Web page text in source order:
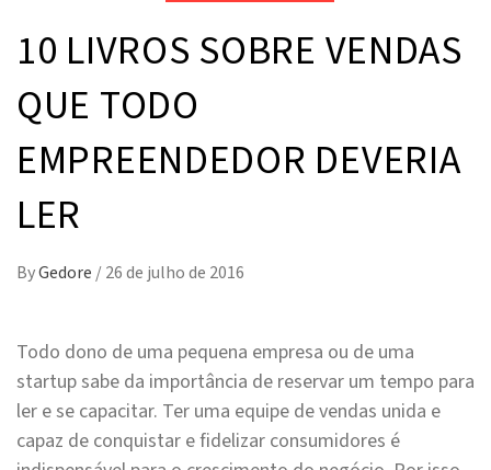
10 LIVROS SOBRE VENDAS
QUE TODO
EMPREENDEDOR DEVERIA
LER
ByGedore /26 de julho de 2016
Todo dono de uma pequena empresa ou de uma
startup sabe da importância de reservar um tempo para
ler e se capacitar. Ter uma equipe de vendas unida e
capaz de conquistar e fidelizar consumidores é